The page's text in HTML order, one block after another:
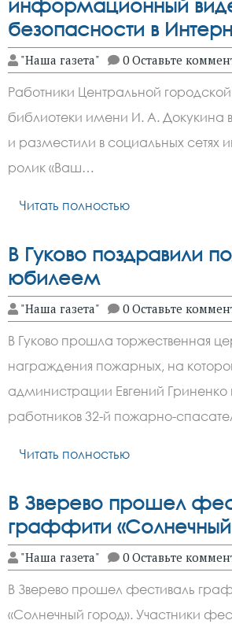
информационный
безопасности в
"Наша газета" 0 Оставьте
Работники Центральной
библиотеки имени И. А. Докукина
и разместили в социальных
ролик «Ваш…
Читать полностью
В Гуково поздравили
юбилеем
"Наша газета" 0 Оставьте
В Гуково прошла торжественная
награждения пожарных, на
администрации Евгений Гриненко
работников 32-й пожарно-
Читать полностью
В Зверево прошел
граффити «Солнечный
"Наша газета" 0 Оставьте
В Зверево прошел фестиваль
«Солнечный город». Участники